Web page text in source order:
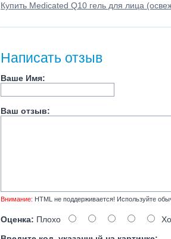
Купить Medicated Q10 гель для лица
Написать отзыв
Ваше Имя:
Ваш отзыв:
Внимание: HTML не поддерживается! Используйте
Оценка: Плохо